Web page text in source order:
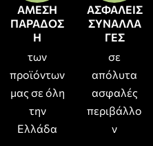
ΑΜΕΣΗ
ΠΑΡΑΔΟΣ
Η
των
προϊόντων
μας σε όλη
την
Ελλάδα
ΑΣΦΑΛΕΙΣ
ΣΥΝΑΛΛΑ
ΓΕΣ
σε
απόλυτα
ασφαλές
περιβάλλο
ν